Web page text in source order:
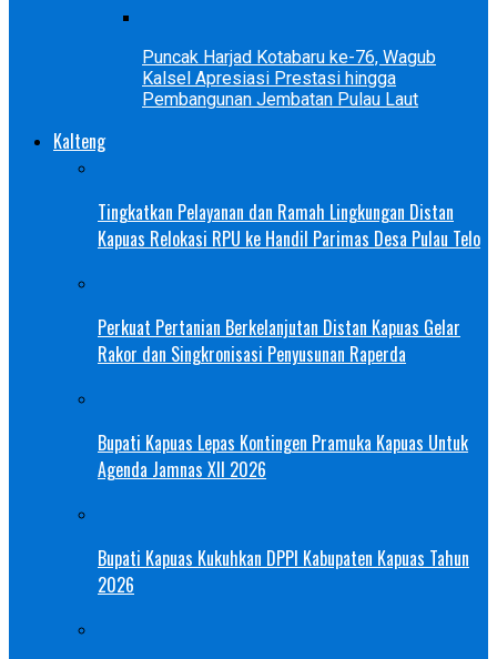
Puncak Harjad Kotabaru ke-76, Wagub
Kalsel Apresiasi Prestasi hingga
Pembangunan Jembatan Pulau Laut
Kalteng
Tingkatkan Pelayanan dan Ramah Lingkungan Distan
Kapuas Relokasi RPU ke Handil Parimas Desa Pulau Telo
Perkuat Pertanian Berkelanjutan Distan Kapuas Gelar
Rakor dan Singkronisasi Penyusunan Raperda
Bupati Kapuas Lepas Kontingen Pramuka Kapuas Untuk
Agenda Jamnas XII 2026
Bupati Kapuas Kukuhkan DPPI Kabupaten Kapuas Tahun
2026